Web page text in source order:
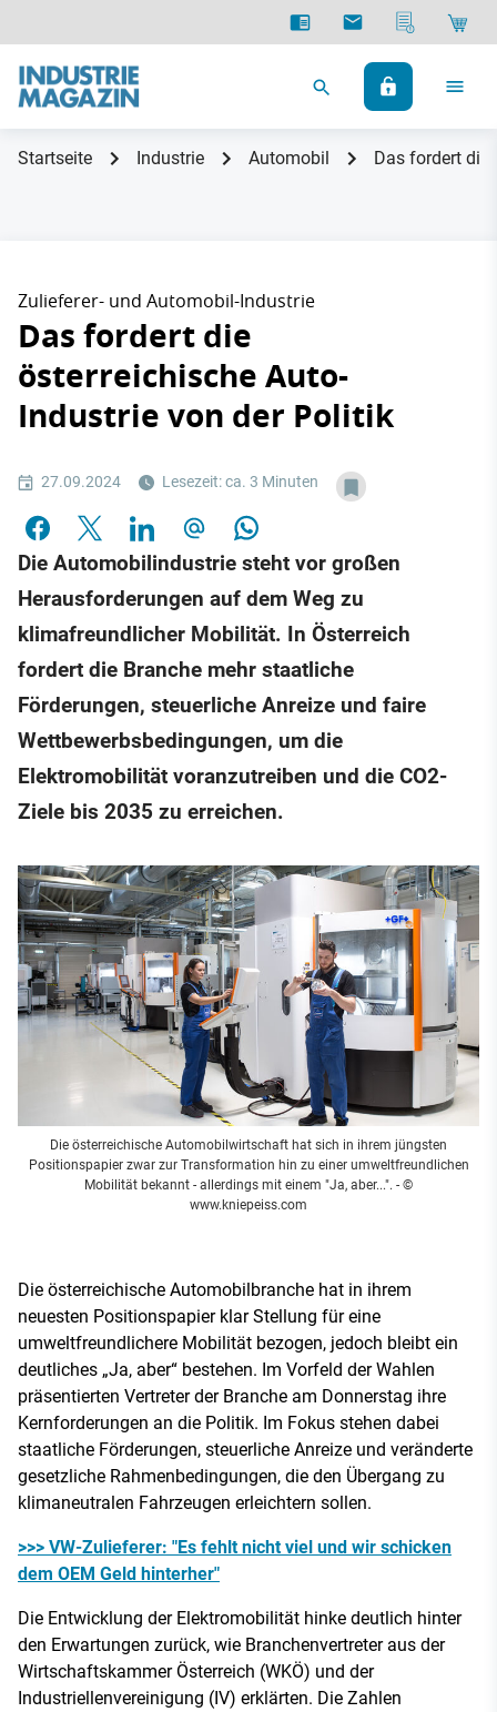
Startseite Industrie Automobil Das fordert die
Zulieferer- und Automobil-Industrie
Das fordert die
österreichische Auto-
Industrie von der Politik
27.09.2024 Lesezeit: ca. 3 Minuten
Die Automobilindustrie steht vor großen
Herausforderungen auf dem Weg zu
klimafreundlicher Mobilität. In Österreich
fordert die Branche mehr staatliche
Förderungen, steuerliche Anreize und faire
Wettbewerbsbedingungen, um die
Elektromobilität voranzutreiben und die CO2-
Ziele bis 2035 zu erreichen.
Die österreichische Automobilwirtschaft hat sich in ihrem jüngsten
Positionspapier zwar zur Transformation hin zu einer umweltfreundlichen
Mobilität bekannt - allerdings mit einem "Ja, aber...". - ©
www.kniepeiss.com
Die österreichische Automobilbranche hat in ihrem
neuesten Positionspapier klar Stellung für eine
umweltfreundlichere Mobilität bezogen, jedoch bleibt ein
deutliches „Ja, aber“ bestehen. Im Vorfeld der Wahlen
präsentierten Vertreter der Branche am Donnerstag ihre
Kernforderungen an die Politik. Im Fokus stehen dabei
staatliche Förderungen, steuerliche Anreize und veränderte
gesetzliche Rahmenbedingungen, die den Übergang zu
klimaneutralen Fahrzeugen erleichtern sollen.
>>> VW-Zulieferer: "Es fehlt nicht viel und wir schicken
dem OEM Geld hinterher"
Die Entwicklung der Elektromobilität hinke deutlich hinter
den Erwartungen zurück, wie Branchenvertreter aus der
Wirtschaftskammer Österreich (WKÖ) und der
Industriellenvereinigung (IV) erklärten. Die Zahlen